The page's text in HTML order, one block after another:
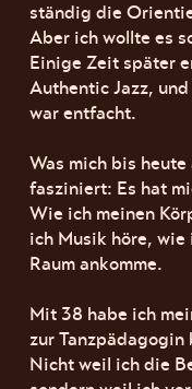
ständig die
Aber ich wollte es
Einige Zeit später
Authentic Jazz,
war entfacht.
Was mich bis heute
fasziniert: Es hat
Wie ich meinen
ich Musik höre, wie
Raum ankomme.
Mit 38 habe ich
zur Tanzpädagogin
Nicht weil ich die